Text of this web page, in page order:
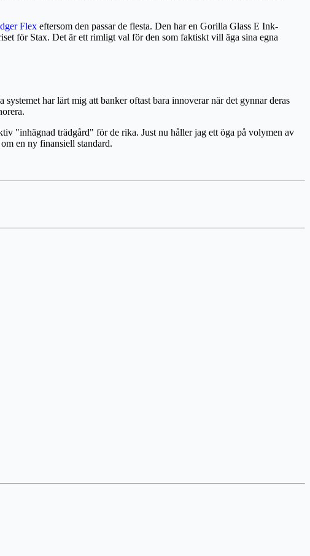
Flex eftersom den passar de flesta. Den har en Gorilla Glass E Ink-
för Stax. Det är ett rimligt val för den som faktiskt vill äga sina egna
har lärt mig att banker oftast bara innoverar när det gynnar deras
"inhägnad trädgård" för de rika. Just nu håller jag ett öga på volymen av
en ny finansiell standard.